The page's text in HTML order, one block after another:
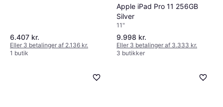
6.407 kr.
Eller 3 betalinger af 2.136 kr.
1 butik
Apple iPad Pro 11 256GB
Silver
11"
9.998 kr.
Eller 3 betalinger af 3.333 kr.
3 butikker